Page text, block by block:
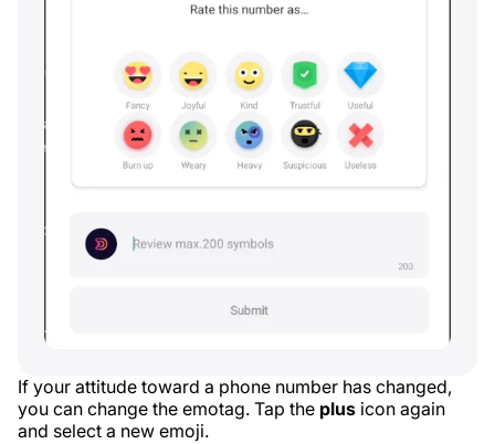
If your attitude toward a phone number has changed,
you can change the emotag. Tap the plus icon again
and select a new emoji.